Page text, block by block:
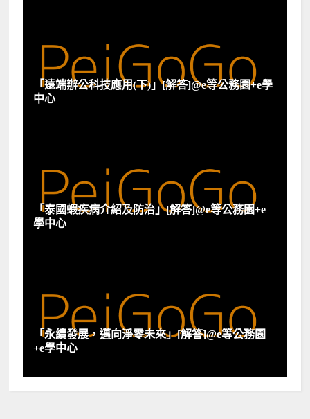
「遠端辦公科技應用(下)」[解答]@e等公務園+e學
中心
「泰國蝦疾病介紹及防治」[解答]@e等公務園+e
學中心
「永續發展，邁向淨零未來」[解答]@e等公務園
+e學中心